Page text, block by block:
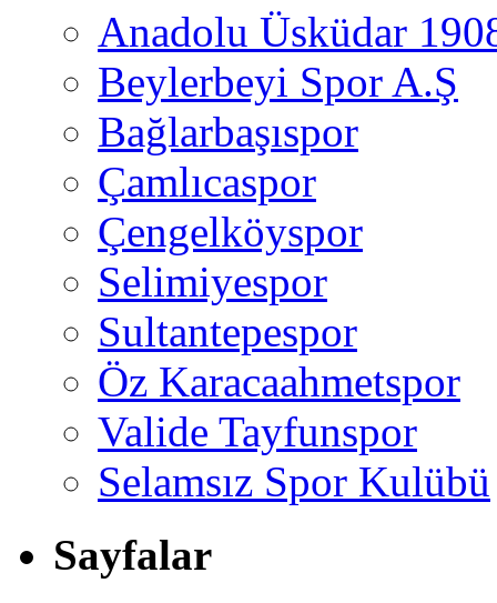
Anadolu Üsküdar
Beylerbeyi Spor A.Ş
Bağlarbaşıspor
Çamlıcaspor
Çengelköyspor
Selimiyespor
Sultantepespor
Öz Karacaahmetspor
Valide Tayfunspor
Selamsız Spor Kulübü
Sayfalar